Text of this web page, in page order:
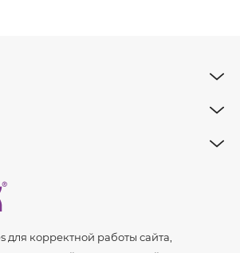
для корректной работы сайта,